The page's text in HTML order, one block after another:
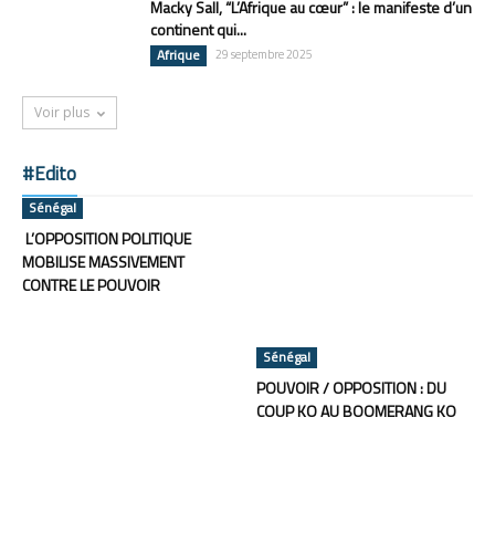
Macky Sall, “L’Afrique au cœur” : le manifeste d’un
continent qui...
Afrique 29 septembre 2025
Voir plus
#Edito
Sénégal
L’OPPOSITION POLITIQUE
MOBILISE MASSIVEMENT
CONTRE LE POUVOIR
Sénégal
POUVOIR / OPPOSITION : DU
COUP KO AU BOOMERANG KO